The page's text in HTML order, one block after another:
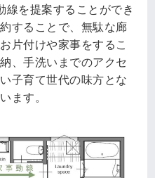
線を提案することができ
することで、無駄な廊
片付けや家事をするこ
、手洗いまでのアクセ
子育て世代の味方とな
ます。